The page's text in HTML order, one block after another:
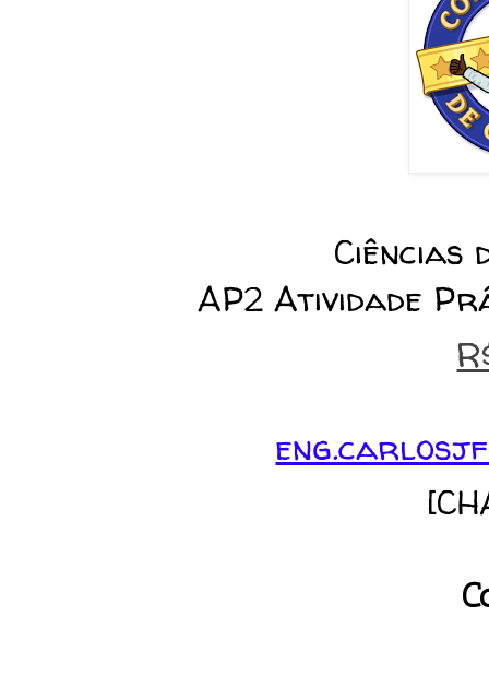
AP2 Atividade